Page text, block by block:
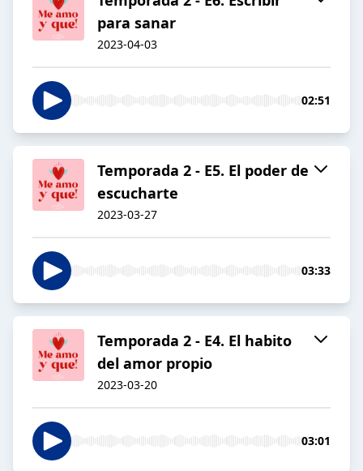
para sanar
2023-04-03
02:51
Temporada 2 - E5. El poder de
escucharte
2023-03-27
03:33
Temporada 2 - E4. El habito
del amor propio
2023-03-20
03:01